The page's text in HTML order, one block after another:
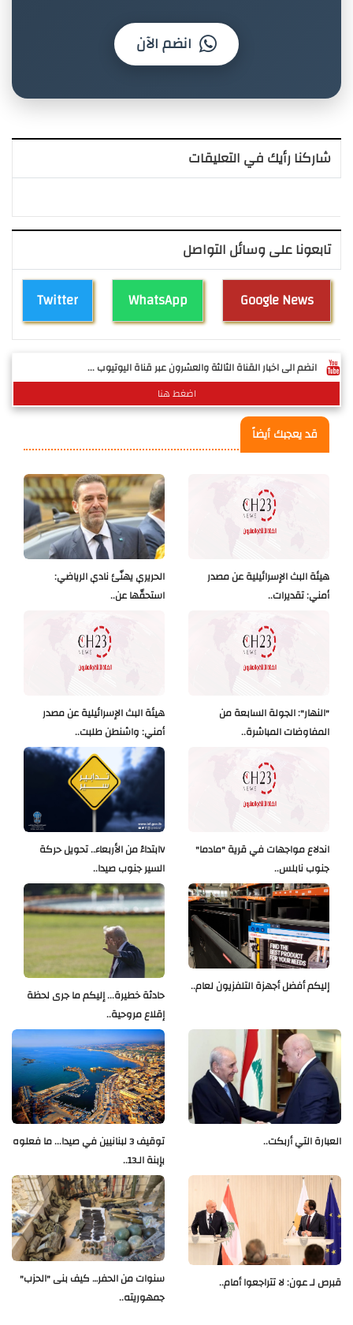
انضم الآن
شاركنا رأيك في التعليقات
تابعونا على وسائل التواصل
Twitter WhatsApp Google News
انضم الى اخبار القناة الثالثة والعشرون عبر قناة اليوتيوب ...
اضغط هنا
قد يعجبك أيضاً
الحريري يهنّئ نادي الرياضي:
استحقّها عن..
هيئة البث الإسرائيلية عن مصدر
أمني: تقديرات..
هيئة البث الإسرائيلية عن مصدر
أمني: واشنطن طلبت..
"النهار": الجولة السابعة من
المفاوضات المباشرة..
Vابتداءً من الأربعاء.. تحويل حركة
السير جنوب صيدا..
اندلاع مواجهات في قرية "مادما"
جنوب نابلس..
حادثة خطيرة... إليكم ما جرى لحظة
إقلاع مروحية..
إليكم أفضل أجهزة التلفزيون لعام..
توقيف 3 لبنانيين في صيدا... ما فعلوه
بإبنة الـ13..
العبارة التي أربكت..
سنوات من الحفر… كيف بنى "الحزب"
جمهوريته..
قبرص لـ عون: لا تتراجعوا أمام..